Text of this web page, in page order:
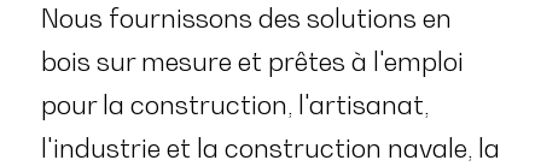
Nous fournissons des solutions en
bois sur mesure et prêtes à l'emploi
pour la construction, l'artisanat,
l'industrie et la construction navale, la